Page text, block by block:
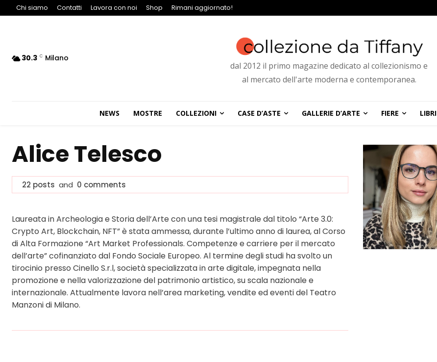
Chi siamo Contatti Lavora con noi Shop Rimani aggiornato!
30.3 C Milano
dal 2012 il primo magazine dedicato al collezionismo e
al mercato dell'arte moderna e contemporanea.
NEWS MOSTRE COLLEZIONI CASE D’ASTE GALLERIE D’ARTE FIERE LIBRI
Alice Telesco
22 posts and 0 comments
Laureata in Archeologia e Storia dell’Arte con una tesi magistrale dal titolo “Arte 3.0:
Crypto Art, Blockchain, NFT” è stata ammessa, durante l’ultimo anno di laurea, al Corso
di Alta Formazione “Art Market Professionals. Competenze e carriere per il mercato
dell’arte” cofinanziato dal Fondo Sociale Europeo. Al termine degli studi ha svolto un
tirocinio presso Cinello S.r.l, società specializzata in arte digitale, impegnata nella
promozione e nella valorizzazione del patrimonio artistico, su scala nazionale e
internazionale. Attualmente lavora nell’area marketing, vendite ed eventi del Teatro
Manzoni di Milano.